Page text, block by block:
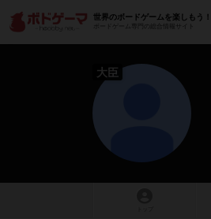
世界のボードゲームを楽しもう！
ボードゲーム専門の総合情報サイト
大臣